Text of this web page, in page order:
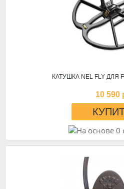
КАТУШКА NEL FLY ДЛЯ
10 590